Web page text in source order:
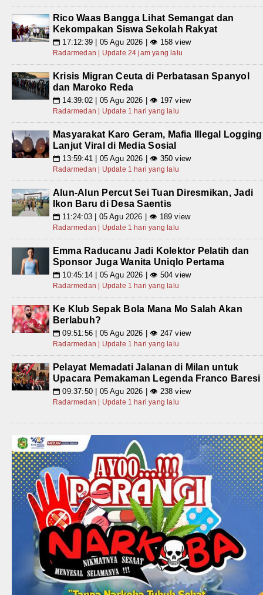
Rico Waas Bangga Lihat Semangat dan
Kekompakan Siswa Sekolah Rakyat
📅 17:12:39 | 05 Agu 2026 | 👁 158 view
Radarmedan | Update 24 jam yang lalu
Krisis Migran Ceuta di Perbatasan Spanyol
dan Maroko Reda
📅 14:39:02 | 05 Agu 2026 | 👁 197 view
Radarmedan | Update 1 hari yang lalu
Masyarakat Karo Geram, Mafia Illegal Logging
Lanjut Viral di Media Sosial
📅 13:59:41 | 05 Agu 2026 | 👁 350 view
Radarmedan | Update 1 hari yang lalu
Alun-Alun Percut Sei Tuan Diresmikan, Jadi
Ikon Baru di Desa Saentis
📅 11:24:03 | 05 Agu 2026 | 👁 189 view
Radarmedan | Update 1 hari yang lalu
Emma Raducanu Jadi Kolektor Pelatih dan
Sponsor Juga Wanita Uniqlo Pertama
📅 10:45:14 | 05 Agu 2026 | 👁 504 view
Radarmedan | Update 1 hari yang lalu
Ke Klub Sepak Bola Mana Mo Salah Akan
Berlabuh?
📅 09:51:56 | 05 Agu 2026 | 👁 247 view
Radarmedan | Update 1 hari yang lalu
Pelayat Memadati Jalanan di Milan untuk
Upacara Pemakaman Legenda Franco Baresi
📅 09:37:50 | 05 Agu 2026 | 👁 238 view
Radarmedan | Update 1 hari yang lalu